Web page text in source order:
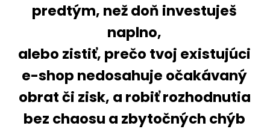
predtým, než doň investuješ
naplno,
alebo zistiť, prečo tvoj existujúci
e-shop nedosahuje očakávaný
obrat či zisk, a robiť rozhodnutia
bez chaosu a zbytočných chýb